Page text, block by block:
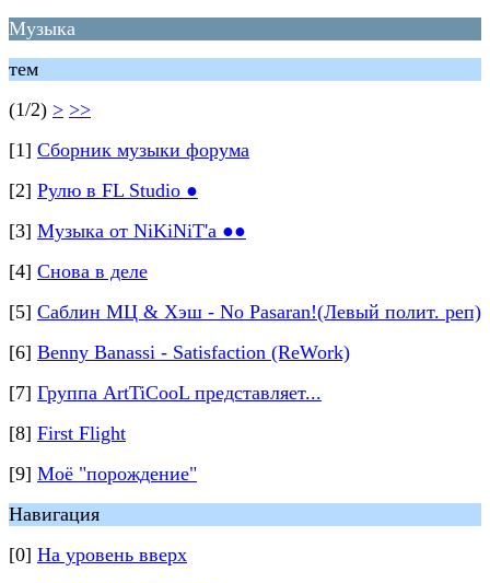
Музыка
тем
(1/2) > >>
[1] Сборник музыки форума
[2] Рулю в FL Studio ●
[3] Музыка от NiKiNiT'а ●●
[4] Снова в деле
[5] Саблин МЦ & Хэш - No Pasaran!(Левый полит. реп)
[6] Benny Banassi - Satisfaction (ReWork)
[7] Группа ArtTiCooL представляет...
[8] First Flight
[9] Моё "порождение"
Навигация
[0] На уровень вверх